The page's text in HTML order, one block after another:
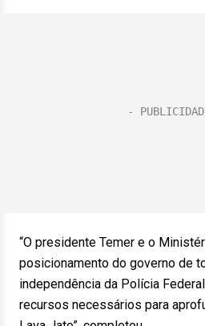
“O presidente Temer e o
posicionamento do governo de
independência da Polícia
recursos necessários para